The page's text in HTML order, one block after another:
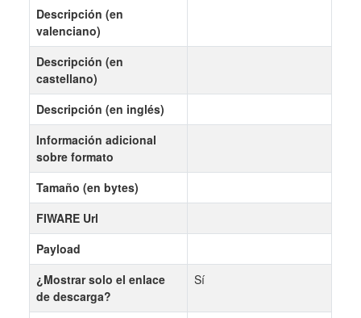
Descripción (en
valenciano)
Descripción (en
castellano)
Descripción (en inglés)
Información adicional
sobre formato
Tamaño (en bytes)
FIWARE Url
Payload
¿Mostrar solo el enlace
de descarga?
Sí